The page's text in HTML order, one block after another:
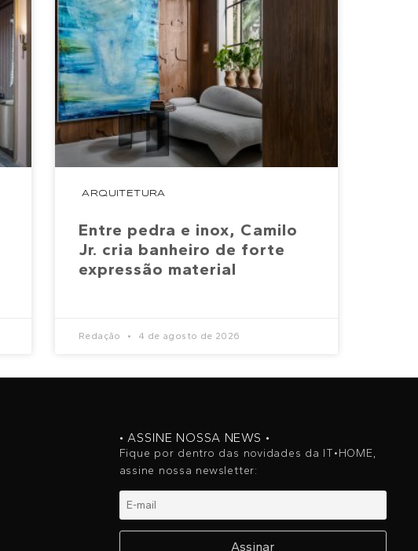
ARQUITETURA
Entre pedra e inox, Camilo
Jr. cria banheiro de forte
expressão material
Redação 4 de agosto de 2026
• ASSINE NOSSA NEWS •
Fique por dentro das novidades da IT•HOME,
assine nossa newsletter: